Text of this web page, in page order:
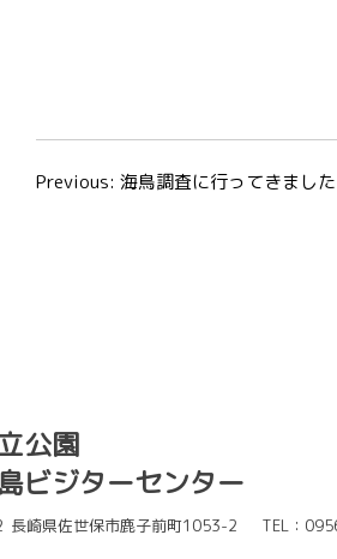
投
シ
ョ
ン
Previous: 海鳥調査に行ってきました
公園
ビジターセンター
長崎県佐世保市鹿子前町1053-2 TEL：